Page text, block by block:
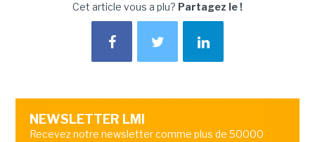
Cet article vous a plu? Partagez le !
NEWSLETTER LMI
Recevez notre newsletter comme plus de 50000